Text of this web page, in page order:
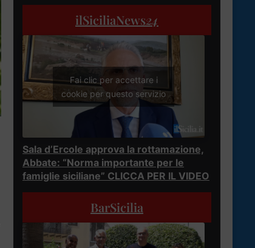
ilSiciliaNews24
Fai clic per accettare i
cookie per questo servizio
Sala d’Ercole approva la rottamazione,
Abbate: “Norma importante per le
famiglie siciliane” CLICCA PER IL VIDEO
BarSicilia